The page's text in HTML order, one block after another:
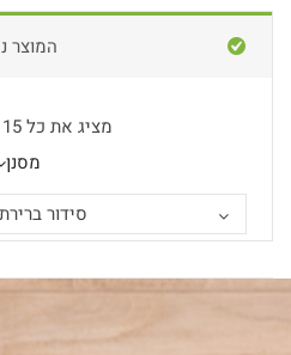
המוצר
מציג את כל 15 התוצאות
מסנן
סידור